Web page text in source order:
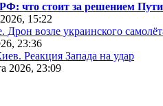
что стоит за решением
15:22
возле украинского
23:36
Реакция Запада на удар
2026, 23:09